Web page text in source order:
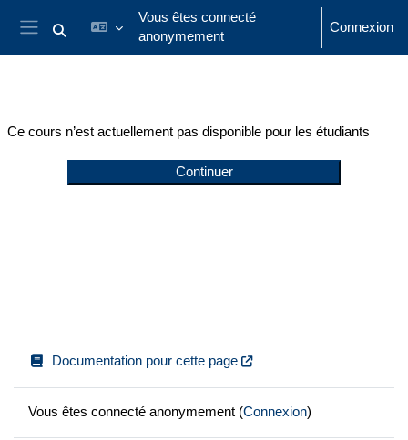
Passer au contenu principal
Panneau latéral
Activer/désactiver la saisie de recherche
Vous êtes connecté
anonymement
Connexion
Ce cours n’est actuellement pas disponible pour les étudiants
Continuer
Documentation pour cette page
Vous êtes connecté anonymement (Connexion)